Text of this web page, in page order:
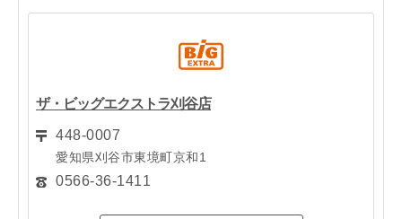
ザ・ビッグエクストラ刈谷店
448-0007
愛知県刈谷市東境町京和1
0566-36-1411